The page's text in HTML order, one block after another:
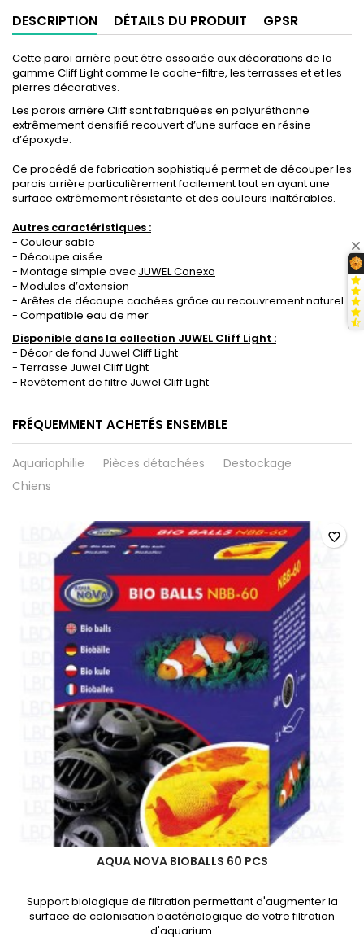
DESCRIPTION DÉTAILS DU PRODUIT GPSR
Cette paroi arrière peut être associée aux décorations de la
gamme Cliff Light comme le cache-filtre, les terrasses et et les
pierres décoratives.
Les parois arrière Cliff sont fabriquées en polyuréthanne
extrêmement densifié recouvert d’une surface en résine
d’époxyde.
Ce procédé de fabrication sophistiqué permet de découper les
parois arrière particulièrement facilement tout en ayant une
surface extrêmement résistante et des couleurs inaltérables.
Autres caractéristiques :
- Couleur sable
- Découpe aisée
- Montage simple avec JUWEL Conexo
- Modules d’extension
- Arêtes de découpe cachées grâce au recouvrement naturel
- Compatible eau de mer
Disponible dans la collection JUWEL Cliff Light :
- Décor de fond Juwel Cliff Light
- Terrasse Juwel Cliff Light
- Revêtement de filtre Juwel Cliff Light
FRÉQUEMMENT ACHETÉS ENSEMBLE
Aquariophilie Pièces détachées
Destockage
Chiens
AQUA NOVA BIOBALLS 60 PCS
Support biologique de filtration permettant d'augmenter la
surface de colonisation bactériologique de votre filtration
d'aquarium.
favorite_border